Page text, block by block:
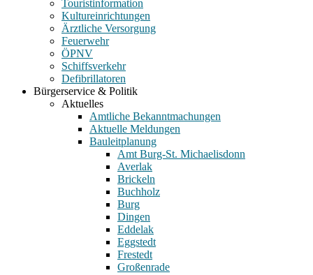
Touristinformation
Kultureinrichtungen
Ärztliche Versorgung
Feuerwehr
ÖPNV
Schiffsverkehr
Defibrillatoren
Bürgerservice & Politik
Aktuelles
Amtliche Bekanntmachungen
Aktuelle Meldungen
Bauleitplanung
Amt Burg-St. Michaelisdonn
Averlak
Brickeln
Buchholz
Burg
Dingen
Eddelak
Eggstedt
Frestedt
Großenrade